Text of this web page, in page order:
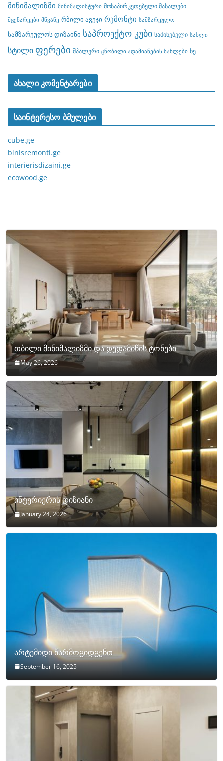
მინიმალიზმი მინიმალისტური მოსაპირკეთებელი მასალები
მცენარეები მწვანე რბილი ავეჯი რემონტი სამზარეულო
სამზარეულოს დიზაინი საპროექტო კუბი საძინებელი სახლი
სტილი ფერები შპალერი ცნობილი ადამიანების სახლები ხე
ახალი კომენტარები
საინტერესო ბმულები
cube.ge
binisremonti.ge
interierisdizaini.ge
ecowood.ge
თბილი მინიმალიზმი და დედამიწის ტონები
May 26, 2026
ინტერიერის დიზიანი
January 24, 2026
არტემიდი წარმოგიდგენთ
September 16, 2025